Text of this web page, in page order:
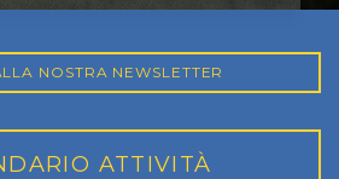
NOSTRA NEWSLETTER
ATTIVITÀ